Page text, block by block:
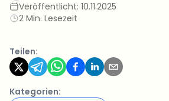
Veröffentlicht: 10.11.2025
2 Min. Lesezeit
Teilen:
Kategorien: